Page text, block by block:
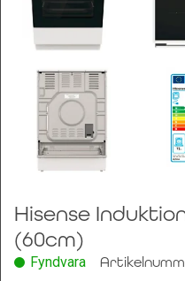
Hisense
(60cm)
Fyndvara